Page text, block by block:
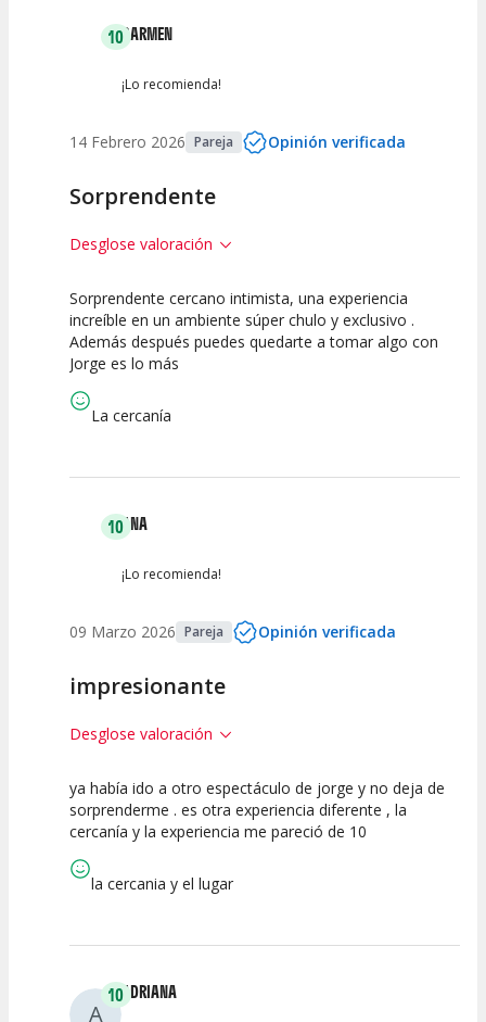
10CARMEN
¡Lo recomienda!
14 Febrero 2026 Pareja Opinión verificada
Sorprendente
Desglose valoración
10
Calidad del
Espectáculo
10
Puesta en
10
Interpretación
Sorprendente cercano intimista, una experiencia
increíble en un ambiente súper chulo y exclusivo .
Además después puedes quedarte a tomar algo con
Jorge es lo más
La cercanía
10ANA
¡Lo recomienda!
09 Marzo 2026 Pareja Opinión verificada
impresionante
Desglose valoración
10
Calidad del
10
Puesta en
10
Interpretación
ya había ido a otro espectáculo de jorge y no deja de
sorprenderme . es otra experiencia diferente , la
cercanía y la experiencia me pareció de 10
la cercania y el lugar
A
10ADRIANA